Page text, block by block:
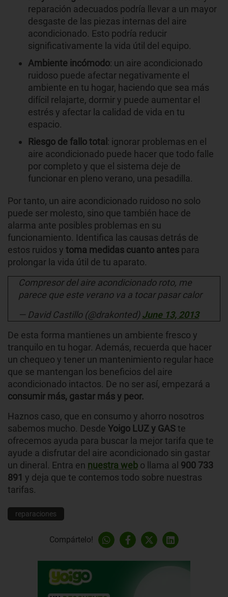
reparación adecuados podría llevar a un mayor
desgaste de las piezas internas del aire
acondicionado. Esto podría reducir
significativamente la vida útil del equipo.
Ambiente incómodo: un aire acondicionado
ruidoso puede afectar negativamente el
ambiente en tu hogar, haciendo que sea más
difícil relajarte, dormir y puede aumentar el
estrés y afectar la calidad de vida en tu
espacio.
Riesgo de fallo total : ignorar problemas en el
aire acondicionado puede hacer que todo falle
por completo y que el sistema deje de
funcionar en pleno verano, una pesadilla.
Por tanto, un aire acondicionado ruidoso no solo
puede ser molesto, sino que también hace de
alarma ante posibles problemas en su
funcionamiento. Identifica las causas detrás de
estos ruidos y toma medidas cuanto antes para
prolongar la vida útil de tu aparato.
Compresor del aire acondicionado roto, me
parece que este verano va a tocar pasar calor
— David Castillo (@drakonted)June 13, 2013
De esta forma mantienes un ambiente fresco y
tranquilo en tu hogar. Además, recuerda que hacer
un chequeo y tener un mantenimiento regular hace
que se mantengan los beneficios del aire
acondicionado intactos. De no ser así, empezará a
consumir más, gastar más y peor.
Haznos caso, que en consumo y ahorro nosotros
sabemos mucho. Desde Yoigo LUZ y GASte
ofrecemos ayuda para buscar la mejor tarifa que te
ayude a disfrutar del aire acondicionado sin gastar
un dineral. Entra en nuestra web o llama al 900 733
891 y deja que te contemos todo sobre nuestras
tarifas.
reparaciones
Compártelo!